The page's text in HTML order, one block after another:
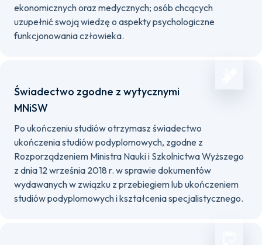
ekonomicznych oraz medycznych; osób chcących
uzupełnić swoją wiedzę o aspekty psychologiczne
funkcjonowania człowieka.
Świadectwo zgodne z wytycznymi
MNiSW
Po ukończeniu studiów otrzymasz świadectwo
ukończenia studiów podyplomowych, zgodne z
Rozporządzeniem Ministra Nauki i Szkolnictwa Wyższego
z dnia 12 września 2018 r. w sprawie dokumentów
wydawanych w związku z przebiegiem lub ukończeniem
studiów podyplomowych i kształcenia specjalistycznego.